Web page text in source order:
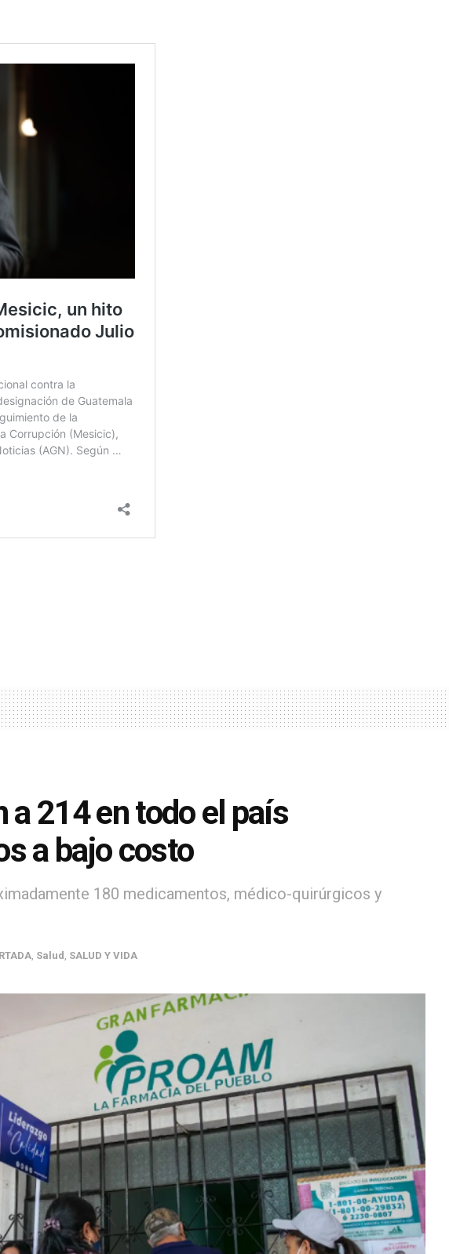
a 214 en todo el país
a bajo costo
180 medicamentos, médico-quirúrgicos y
, Salud , SALUD Y VIDA